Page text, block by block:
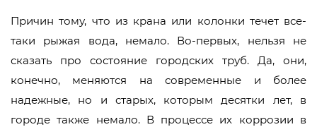
Причин тому, что из крана или колонки течет все-
таки рыжая вода, немало. Во-первых, нельзя не
сказать про состояние городских труб. Да, они,
конечно, меняются на современные и более
надежные, но и старых, которым десятки лет, в
городе также немало. В процессе их коррозии в